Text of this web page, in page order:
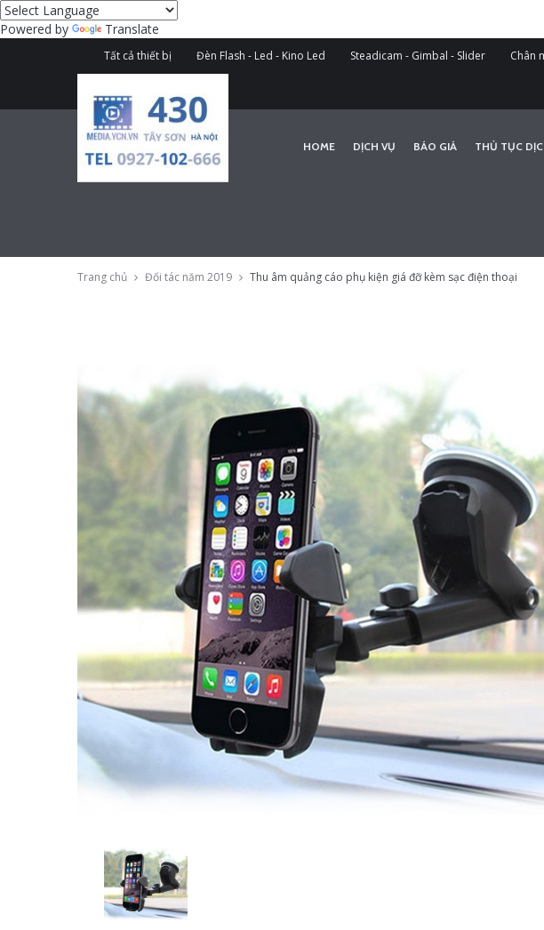
Powered by Translate
Tất cả thiết bị Đèn Flash - Led - Kino Led Steadicam - Gimbal - Slider Chân
HOME DỊCH VỤ BÁO GIÁ THỦ TỤC
Trang chủ Đối tác năm 2019 Thu âm quảng cáo phụ kiện giá đỡ kèm sạc điện thoại